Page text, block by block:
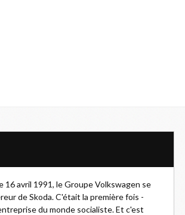
16 avril 1991, le Groupe Volkswagen se
de Skoda. C'était la première fois -
du monde socialiste. Et c'est